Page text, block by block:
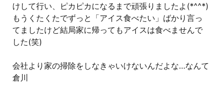
けして行い、ピカピカになるまで頑張りましたよ(*^^*)
もうくたくたでずっと「アイス食べたい」ばかり言っ
てましたけど結局家に帰ってもアイスは食べませんで
した(笑)
会社より家の掃除をしなきゃいけないんだよな…なんて
倉川